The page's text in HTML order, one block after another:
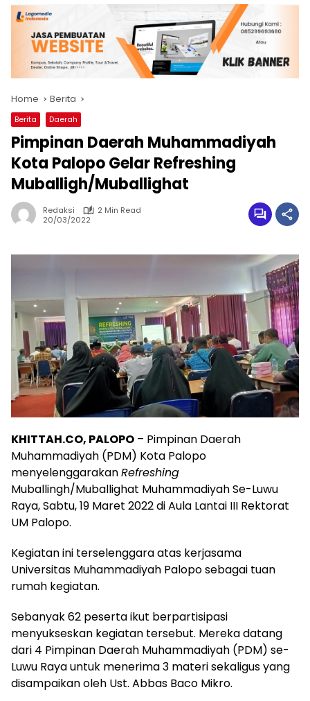
Home Berita
Berita Daerah
Pimpinan Daerah Muhammadiyah
Kota Palopo Gelar Refreshing
Muballigh/Muballighat
Redaksi
2 Min Read
20/03/2022
KHITTAH.CO, PALOPO – Pimpinan Daerah
Muhammadiyah (PDM) Kota Palopo
menyelenggarakanRefreshing
Muballingh/Muballighat Muhammadiyah Se-Luwu
Raya, Sabtu, 19 Maret 2022 di Aula Lantai III Rektorat
UM Palopo.
Kegiatan ini terselenggara atas kerjasama
Universitas Muhammadiyah Palopo sebagai tuan
rumah kegiatan.
Sebanyak 62 peserta ikut berpartisipasi
menyukseskan kegiatan tersebut. Mereka datang
dari 4 Pimpinan Daerah Muhammadiyah (PDM) se-
Luwu Raya untuk menerima 3 materi sekaligus yang
disampaikan oleh Ust. Abbas Baco Mikro.